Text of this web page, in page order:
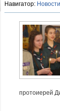
Навигатор: Новости
протоиерей